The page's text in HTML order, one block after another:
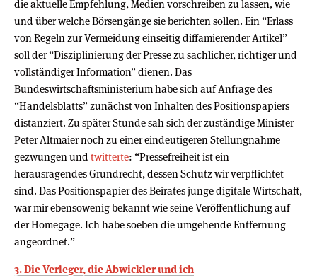
die aktuelle Empfehlung, Medien vorschreiben zu lassen, wie
und über welche Börsengänge sie berichten sollen. Ein “Erlass
von Regeln zur Vermeidung einseitig diffamierender Artikel”
soll der “Disziplinierung der Presse zu sachlicher, richtiger und
vollständiger Information” dienen. Das
Bundeswirtschaftsministerium habe sich auf Anfrage des
“Handelsblatts” zunächst von Inhalten des Positionspapiers
distanziert. Zu später Stunde sah sich der zuständige Minister
Peter Altmaier noch zu einer eindeutigeren Stellungnahme
gezwungen und twitterte: “Pressefreiheit ist ein
herausragendes Grundrecht, dessen Schutz wir verpflichtet
sind. Das Positionspapier des Beirates junge digitale Wirtschaft,
war mir ebensowenig bekannt wie seine Veröffentlichung auf
der Homegage. Ich habe soeben die umgehende Entfernung
angeordnet.”
3. Die Verleger, die Abwickler und ich